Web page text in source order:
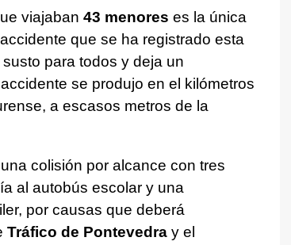
viajaban 43 menores es la única
que se ha registrado esta
para todos y deja un
se produjo en el kilómetros
a escasos metros de la
colisión por alcance con tres
al autobús escolar y una
por causas que deberá
Tráfico de Pontevedray el